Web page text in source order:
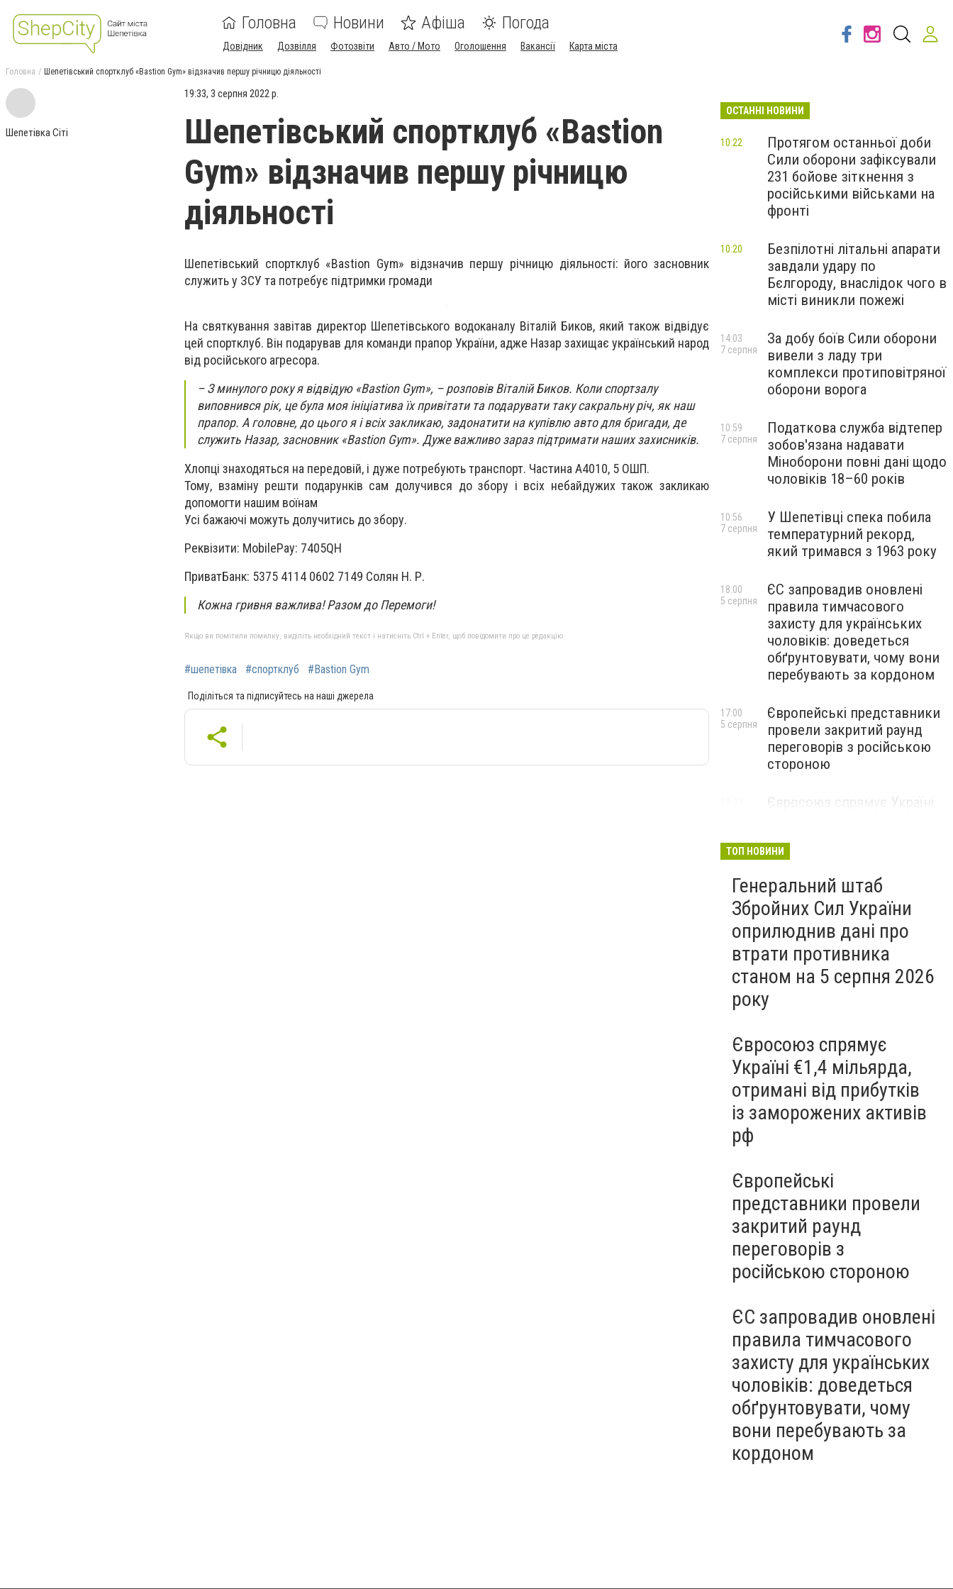
Головна Новини Афіша Погода
Довідник Дозвілля Фотозвіти Авто / Мото Оголошення Вакансії Карта міста
Головна Шепетівський спортклуб «Bastion Gym» відзначив першу річницю діяльності
Шепетівка Сіті
19:33, 3 серпня 2022 р.
Шепетівський спортклуб «Bastion
Gym» відзначив першу річницю
діяльності
Шепетівський спортклуб «Bastion Gym» відзначив першу річницю діяльності: його засновник
служить у ЗСУ та потребує підтримки громади
На святкування завітав директор Шепетівського водоканалу Віталій Биков, який також відвідує
цей спортклуб. Він подарував для команди прапор України, адже Назар захищає український народ
від російського агресора.
– З минулого року я відвідую «Bastion Gym», – розповів Віталій Биков. Коли спортзалу
виповнився рік, це була моя ініціатива їх привітати та подарувати таку сакральну річ, як наш
прапор. А головне, до цього я і всіх закликаю, задонатити на купівлю авто для бригади, де
служить Назар, засновник «Bastion Gym». Дуже важливо зараз підтримати наших захисників.
Хлопці знаходяться на передовій, і дуже потребують транспорт. Частина А4010, 5 ОШП.
Тому, взаміну решти подарунків сам долучився до збору і всіх небайдужих також закликаю
допомогти нашим воїнам
Усі бажаючі можуть долучитись до збору.
Реквізити: MobilePay: 7405QH
ПриватБанк: 5375 4114 0602 7149 Солян Н. Р.
Кожна гривня важлива! Разом до Перемоги!
Якщо ви помітили помилку, виділіть необхідний текст і натисніть Ctrl + Enter, щоб повідомити про це редакцію
#шепетівка #спортклуб #Bastion Gym
Поділіться та підписуйтесь на наші джерела
ОСТАННІ НОВИНИ
Протягом останньої доби
Сили оборони зафіксували
231 бойове зіткнення з
російськими військами на
фронті
10:22
Безпілотні літальні апарати
завдали удару по
Бєлгороду, внаслідок чого в
місті виникли пожежі
10:20
За добу боїв Сили оборони
вивели з ладу три
комплекси протиповітряної
оборони ворога
14:03
7 серпня
Податкова служба відтепер
зобов'язана надавати
Міноборони повні дані щодо
чоловіків 18–60 років
10:59
7 серпня
У Шепетівці спека побила
температурний рекорд,
який тримався з 1963 року
10:56
7 серпня
ЄС запровадив оновлені
правила тимчасового
захисту для українських
чоловіків: доведеться
обґрунтовувати, чому вони
перебувають за кордоном
18:00
5 серпня
Європейські представники
провели закритий раунд
переговорів з російською
стороною
17:00
5 серпня
Євросоюз спрямує Україні
активів рф
ТОП НОВИНИ
Генеральний штаб
Збройних Сил України
оприлюднив дані про
втрати противника
станом на 5 серпня 2026
року
Євросоюз спрямує
Україні €1,4 мільярда,
отримані від прибутків
із заморожених активів
рф
Європейські
представники провели
закритий раунд
переговорів з
російською стороною
ЄС запровадив оновлені
правила тимчасового
захисту для українських
чоловіків: доведеться
обґрунтовувати, чому
вони перебувають за
кордоном